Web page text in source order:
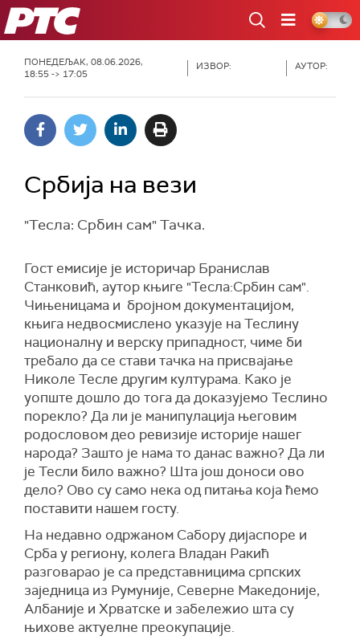
РТС
ПОНЕДЕЉАК, 08.06.2026,
18:55 -> 17:05
ИЗВОР: АУТОР:
Србија на вези
"Тесла: Србин сам" Тачка.
Гост емисије је историчар Бранислав
Станковић, аутор књиге "Тесла:Србин сам".
Чињеницама и бројном документацијом,
књига недвосмислено указује на Теслину
националну и верску припадност, чиме би
требало да се стави тачка на присвајање
Николе Тесле другим културама. Како је
уопште дошло до тога да доказујемо Теслино
порекло? Да ли је манипулација његовим
родословом део ревизије историје нашег
народа? Зашто је нама то данас важно? Да ли
је Тесли било важно? Шта још доноси ово
дело? Ово су само нека од питања која ћемо
поставити нашем госту.
На недавно одржаном Сабору дијаспоре и
Срба у региону, колега Владан Ракић
разговарао је са представницима српских
заједница из Румуније, Северне Македоније,
Албаније и Хрватске и забележио шта су
њихове актуелне преокупације.